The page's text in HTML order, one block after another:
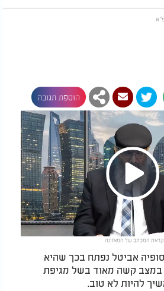
הוספת תגובה
המכתב של המאזינה
אביטל נפתח בכך שהיא
קשה מאוד בשל מגיפת
להיות לא טוב.